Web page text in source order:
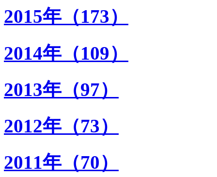
2015年（173）
2014年（109）
2013年（97）
2012年（73）
2011年（70）